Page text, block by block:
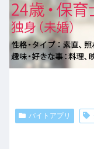
バイトアプリ